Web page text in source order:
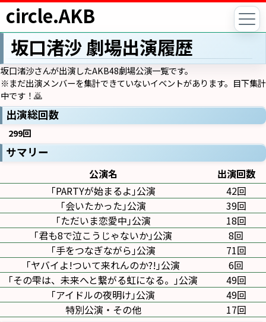
circle.AKB
坂口渚沙 劇場出演履歴
坂口渚沙さんが出演したAKB48劇場公演一覧です。
※まだ出演メンバーを集計できていないイベントがあります。目下集計
中です！🙇
出演総回数
299回
サマリー
公演名
出演回数
｢PARTYが始まるよ｣公演
42回
｢会いたかった｣公演
39回
｢ただいま恋愛中｣公演
18回
｢君も8で泣こうじゃないか｣公演
8回
｢手をつなぎながら｣公演
71回
｢ヤバイよ!ついて来れんのか?!｣公演
6回
｢その雫は、未来へと繋がる虹になる。｣公演
49回
｢アイドルの夜明け｣公演
49回
特別公演・その他
17回